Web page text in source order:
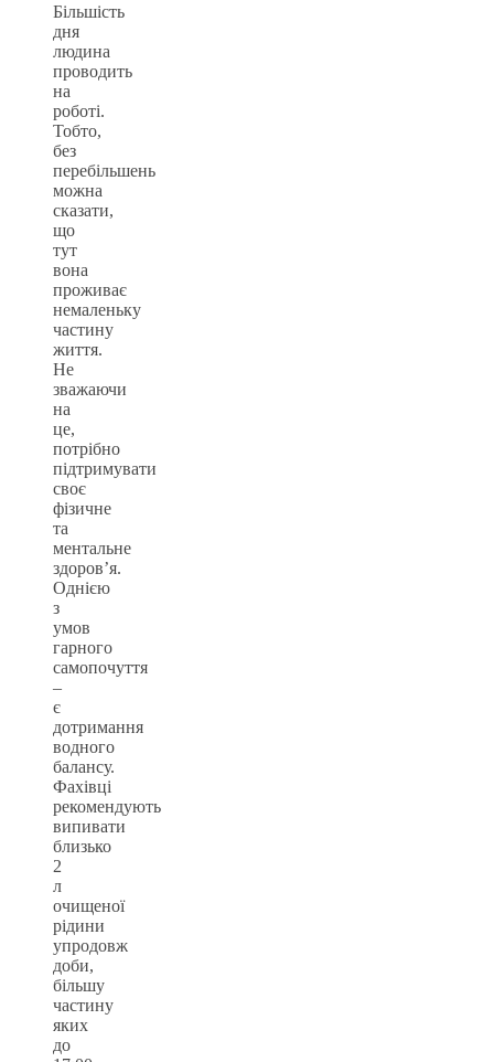
Більшість
дня
людина
проводить
на
роботі.
Тобто,
без
перебільшень
можна
сказати,
що
тут
вона
проживає
немаленьку
частину
життя.
Не
зважаючи
на
це,
потрібно
підтримувати
своє
фізичне
та
ментальне
здоров’я.
Однією
з
умов
гарного
самопочуття
–
є
дотримання
водного
балансу.
Фахівці
рекомендують
випивати
близько
2
л
очищеної
рідини
упродовж
доби,
більшу
частину
яких
до